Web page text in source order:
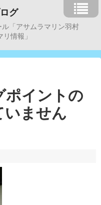
グ
「アサムラマリン羽村
情報」
ポイントの
いません